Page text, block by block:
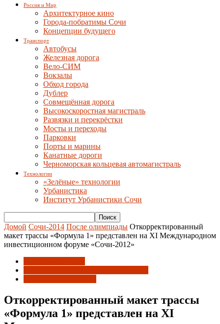
Россия и Мир
Архитектурное кино
Города-побратимы Сочи
Концепции будущего
Транспорт
Автобусы
Железная дорога
Вело-СИМ
Вокзалы
Обход города
Дублер
Совмещённая дорога
Высокоскоростная магистраль
Развязки и перекрёстки
Мосты и переходы
Парковки
Порты и марины
Канатные дороги
Черноморская кольцевая автомагистраль
Технологии
«Зелёные» технологии
Урбанистика
Институт Урбанистики Сочи
Домой Сочи-2014 После олимпиады Откорректированный
макет трассы «Формула 1» представлен на XI Международном
инвестиционном форуме «Сочи-2012»
Откорректированный макет трассы
«Формула 1» представлен на XI